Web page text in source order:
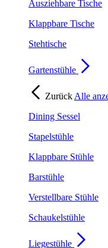
Ausziehbare Tische
Klappbare Tische
Stehtische
Gartenstühle
Zurück Alle
Dining Sessel
Stapelstühle
Klappbare Stühle
Barstühle
Verstellbare Stühle
Schaukelstühle
Liegestühle